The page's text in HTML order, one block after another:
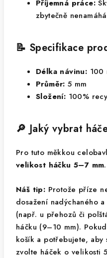
Příjemná práce:
zbytečně
📝 Specifikace
Délka návinu: 100
Průměr: 5 mm
Složení: 100%
🔎 Jaký vybrat
Pro tuto měkkou
velikost háčku 5–7 mm.
Náš tip: Protože příze
dosažení nadýchaného
(např. u přehozů či
háčku (9–10 mm).
košík a potřebujete, aby
zvolte háček o velikosti